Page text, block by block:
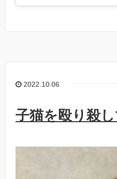
2022.10.06
子猫を殴り殺